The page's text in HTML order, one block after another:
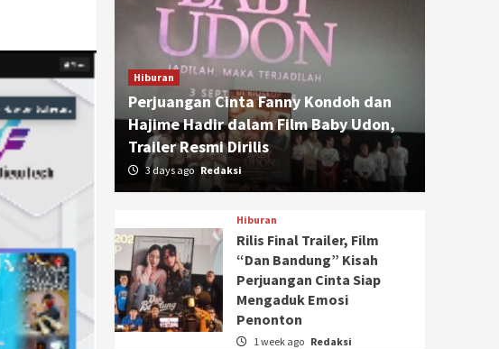
Hiburan
Perjuangan Cinta Fanny Kondoh dan
Hajime Hadir dalam Film Baby Udon,
Trailer Resmi Dirilis
3 days ago Redaksi
Hiburan
Rilis Final Trailer, Film
“Dan Bandung” Kisah
Perjuangan Cinta Siap
Mengaduk Emosi
Penonton
1 week ago Redaksi